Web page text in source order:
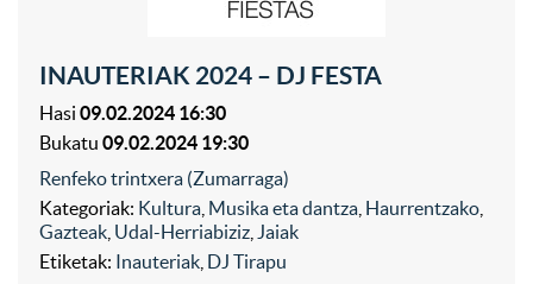
INAUTERIAK 2024 – DJ FESTA
Hasi 09.02.2024 16:30
Bukatu 09.02.2024 19:30
Renfeko trintxera (Zumarraga)
Kategoriak: Kultura Musika eta dantza Haurrentzako
Gazteak Udal-Herriabiziz Jaiak
Etiketak: Inauteriak DJ Tirapu